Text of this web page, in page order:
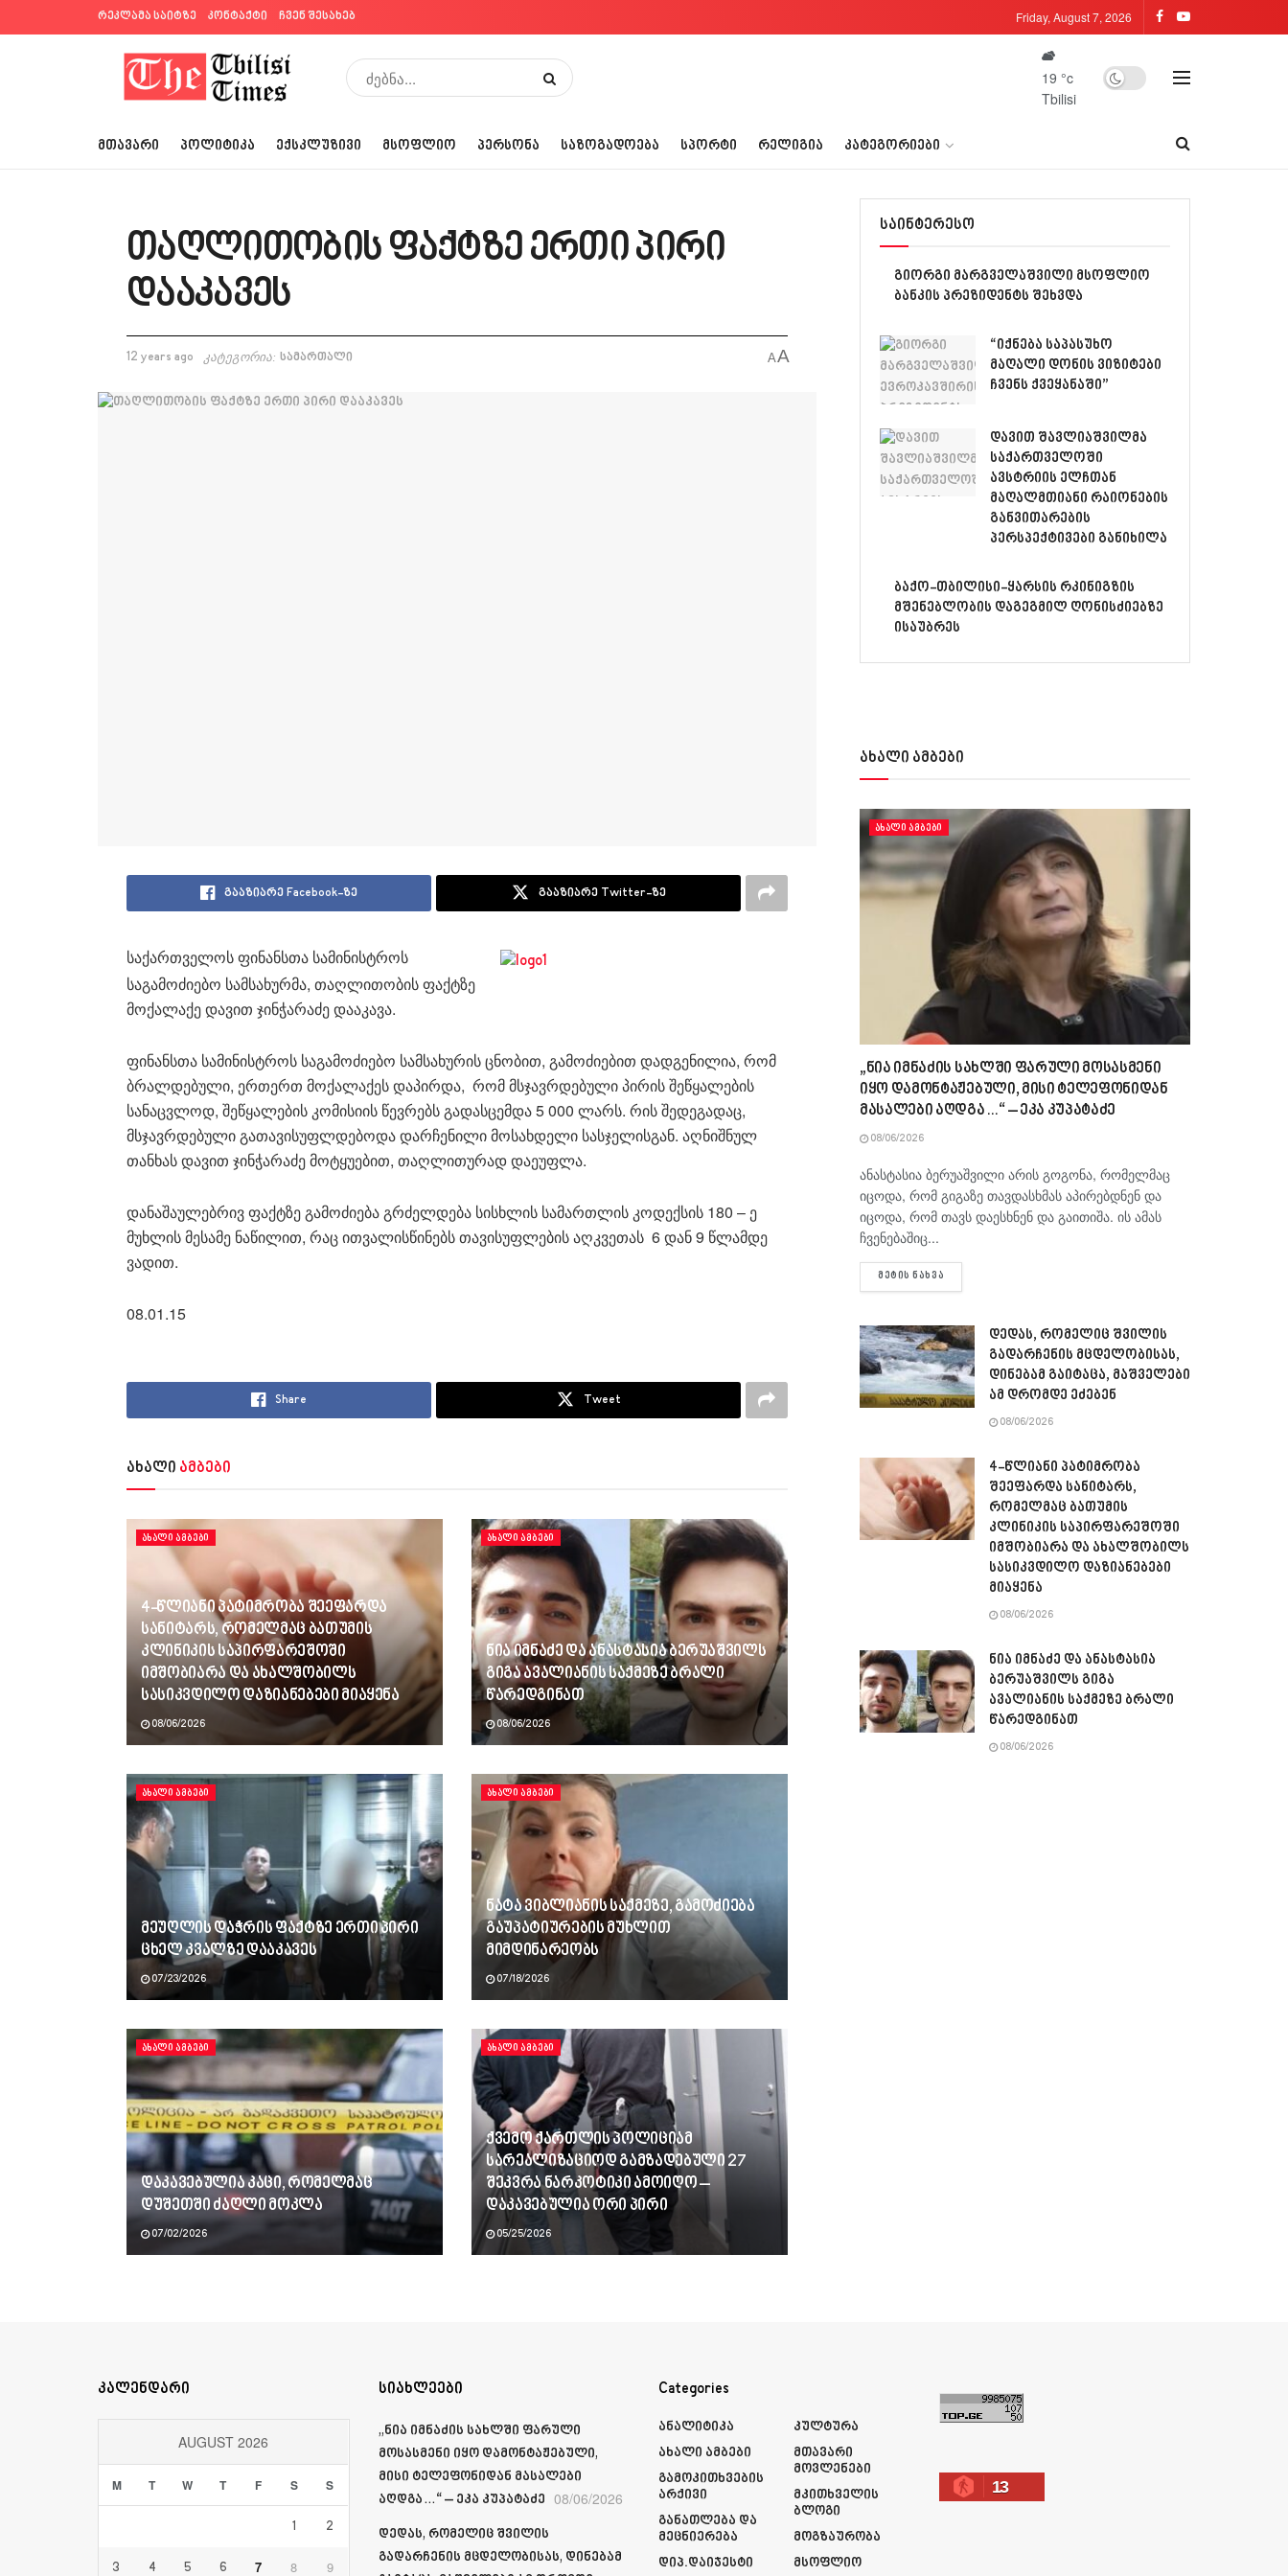
რეკლამა საიტზე კონტაქტი ჩვენ შესახებ Friday, August 7, 2026
19 °c
Tbilisi
ᲛᲗᲐᲕᲐᲠᲘ ᲞᲝᲚᲘᲢᲘᲙᲐ ᲔᲥᲡᲙᲚᲣᲖᲘᲕᲘ ᲛᲡᲝᲤᲚᲘᲝ ᲞᲔᲠᲡᲝᲜᲐ ᲡᲐᲖᲝᲒᲐᲓᲝᲔᲑᲐ ᲡᲞᲝᲠᲢᲘ ᲠᲔᲚᲘᲒᲘᲐ ᲙᲐᲢᲔᲒᲝᲠᲘᲔᲑᲘ
თაღლითობის ფაქტზე ერთი პირი
დააკავეს
12 years ago კატეგორია: სამართალი AA
გააზიარე Facebook-ზე გააზიარე Twitter-ზე
საქართველოს ფინანსთა სამინისტროს
საგამოძიებო სამსახურმა, თაღლითობის ფაქტზე
მოქალაქე დავით ჯინჭარაძე დააკავა.
ფინანსთა სამინისტროს საგამოძიებო სამსახურის ცნობით, გამოძიებით დადგენილია, რომ
ბრალდებული, ერთერთ მოქალაქეს დაპირდა, რომ მსჯავრდებული პირის შეწყალების
სანაცვლოდ, შეწყალების კომისიის წევრებს გადასცემდა 5 000 ლარს. რის შედეგადაც,
მსჯავრდებული გათავისუფლდებოდა დარჩენილი მოსახდელი სასჯელისგან. აღნიშნულ
თანხას დავით ჯინჭარაძე მოტყუებით, თაღლითურად დაეუფლა.
დანაშაულებრივ ფაქტზე გამოძიება გრძელდება სისხლის სამართლის კოდექსის 180 – ე
მუხლის მესამე ნაწილით, რაც ითვალისწინებს თავისუფლების აღკვეთას 6 დან 9 წლამდე
ვადით.
08.01.15
Share Tweet
ახალი ამბები
ᲐᲮᲐᲚᲘ ᲐᲛᲑᲔᲑᲘ
4-წლიანი პატიმრობა შეეფარდა
სანიტარს, რომელმაც ბათუმის
კლინიკის საპირფარეშოში
იმშობიარა და ახალშობილს
სასიკვდილო დაზიანებები მიაყენა
08/06/2026
ᲐᲮᲐᲚᲘ ᲐᲛᲑᲔᲑᲘ
ნია იმნაძე და ანასტასია ბერუაშვილს
გიგა ავალიანის საქმეზე ბრალი
წარედგინათ
08/06/2026
ᲐᲮᲐᲚᲘ ᲐᲛᲑᲔᲑᲘ
მეუღლის დაჭრის ფაქტზე ერთი პირი
ცხელ კვალზე დააკავეს
07/23/2026
ᲐᲮᲐᲚᲘ ᲐᲛᲑᲔᲑᲘ
ნატა ვიბლიანის საქმეზე, გამოძიება
გაუპატიურების მუხლით
მიმდინარეობს
07/18/2026
ᲐᲮᲐᲚᲘ ᲐᲛᲑᲔᲑᲘ
დაკავებულია კაცი, რომელმაც
დუშეთში ძაღლი მოკლა
07/02/2026
ᲐᲮᲐᲚᲘ ᲐᲛᲑᲔᲑᲘ
ქვემო ქართლის პოლიციამ
სარეალიზაციოდ გამზადებული 27
შეკვრა ნარკოტიკი ამოიღო –
დაკავებულია ორი პირი
05/25/2026
საინტერესო
გიორგი მარგველაშვილი მსოფლიო
ბანკის პრეზიდენტს შეხვდა
“იქნება საპასუხო
მაღალი დონის ვიზიტები
ჩვენს ქვეყანაში”
დავით შავლიაშვილმა
საქართველოში
ავსტრიის ელჩთან
მაღალმთიანი რაიონების
განვითარების
პერსპექტივები განიხილა
ბაქო-თბილისი-ყარსის რკინიგზის
მშენებლობის დაგეგმილ ღონისძიებზე
ისაუბრეს
ახალი ამბები
ᲐᲮᲐᲚᲘ ᲐᲛᲑᲔᲑᲘ
„ნია იმნაძის სახლში ფარული მოსასმენი
იყო დამონტაჟებული, მისი ტელეფონიდან
მასალები აღდგა…“ – ეკა კუპატაძე
08/06/2026
ანასტასია ბერუაშვილი არის გოგონა, რომელმაც
იცოდა, რომ გიგაზე თავდასხმას აპირებდნენ და
იცოდა, რომ თავს დაესხნენ და გაითიშა. ის ამას
ჩვენებაშიც...
ᲛᲔᲢᲘᲡ ᲜᲐᲮᲕᲐ
დედას, რომელიც შვილის
გადარჩენის მცდელობისას,
დინებამ გაიტაცა, მაშველები
ამ დრომდე ეძებენ
08/06/2026
4-წლიანი პატიმრობა
შეეფარდა სანიტარს,
რომელმაც ბათუმის
კლინიკის საპირფარეშოში
იმშობიარა და ახალშობილს
სასიკვდილო დაზიანებები
მიაყენა
08/06/2026
ნია იმნაძე და ანასტასია
ბერუაშვილს გიგა
ავალიანის საქმეზე ბრალი
წარედგინათ
08/06/2026
კალენდარი
AUGUST 2026
M T W T F S S
1 2
3 4 5 6 7 8 9
სიახლეები
„ნია იმნაძის სახლში ფარული
მოსასმენი იყო დამონტაჟებული,
მისი ტელეფონიდან მასალები
აღდგა…“ – ეკა კუპატაძე 08/06/2026
დედას, რომელიც შვილის
გადარჩენის მცდელობისას, დინებამ
Categories
Ანალიტიკა
Ახალი Ამბები
Გამოკითხვების
Არქივი
Განათლება Და
Მეცნიერება
Დიპ.დაიჯესტი
Კულტურა
Მთავარი
Მოვლენები
Მკითხველის
Ბლოგი
Მოგზაურობა
Მსოფლიო
13